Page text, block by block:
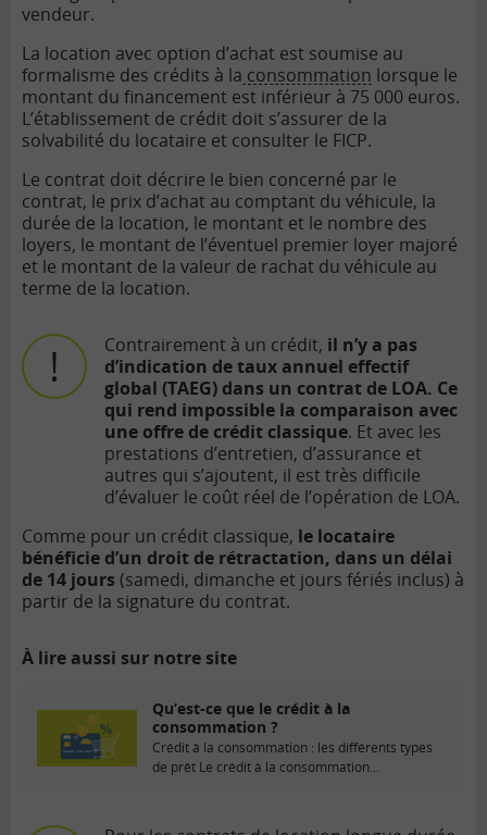
vendeur.
La location avec option d’achat est soumise au
formalisme des crédits à la consommation lorsque le
montant du financement est inférieur à 75 000 euros.
L’établissement de crédit doit s’assurer de la
solvabilité du locataire et consulter le FICP.
Le contrat doit décrire le bien concerné par le
contrat, le prix d’achat au comptant du véhicule, la
durée de la location, le montant et le nombre des
loyers, le montant de l’éventuel premier loyer majoré
et le montant de la valeur de rachat du véhicule au
terme de la location.
Contrairement à un crédit, il n’y a pas
d’indication de taux annuel effectif
global (TAEG) dans un contrat de LOA. Ce
qui rend impossible la comparaison avec
une offre de crédit classique. Et avec les
prestations d’entretien, d’assurance et
autres qui s’ajoutent, il est très difficile
d’évaluer le coût réel de l’opération de LOA.
Comme pour un crédit classique, le locataire
bénéficie d’un droit de rétractation, dans un délai
de 14 jours (samedi, dimanche et jours fériés inclus) à
partir de la signature du contrat.
À lire aussi sur notre site
Qu’est-ce que le crédit à la
consommation ?
Crédit à la consommation : les différents types
de prêt Le crédit à la consommation...